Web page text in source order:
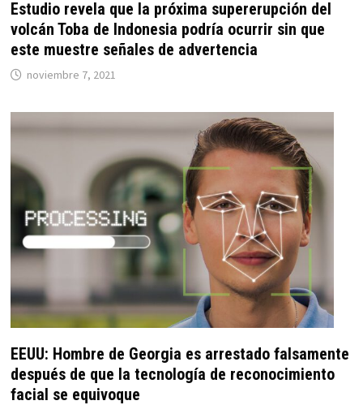
Estudio revela que la próxima supererupción del
volcán Toba de Indonesia podría ocurrir sin que
este muestre señales de advertencia
noviembre 7, 2021
EEUU: Hombre de Georgia es arrestado falsamente
después de que la tecnología de reconocimiento
facial se equivoque